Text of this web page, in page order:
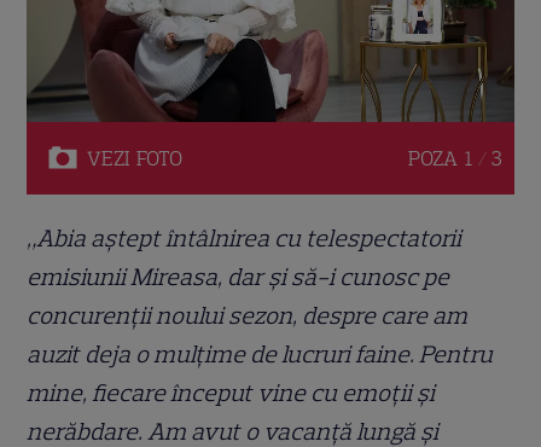
VEZI FOTO POZA 1 / 3
„Abia aștept întâlnirea cu telespectatorii
emisiunii Mireasa, dar și să-i cunosc pe
concurenții noului sezon, despre care am
auzit deja o mulțime de lucruri faine. Pentru
mine, fiecare început vine cu emoții și
nerăbdare. Am avut o vacanță lungă și